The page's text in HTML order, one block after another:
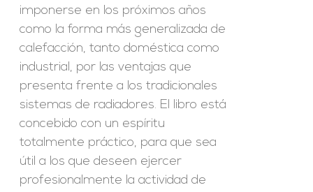
imponerse en los próximos años
como la forma más generalizada de
calefacción, tanto doméstica como
industrial, por las ventajas que
presenta frente a los tradicionales
sistemas de radiadores. El libro está
concebido con un espíritu
totalmente práctico, para que sea
útil a los que deseen ejercer
profesionalmente la actividad de